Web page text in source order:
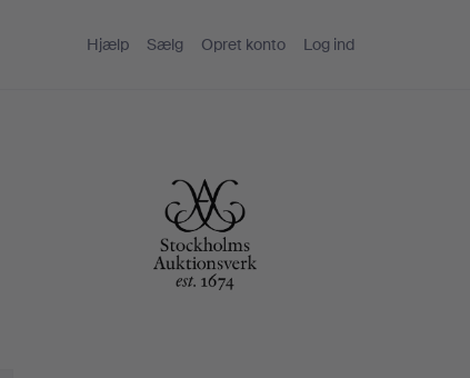
Hjælp Sælg Opret konto Log ind